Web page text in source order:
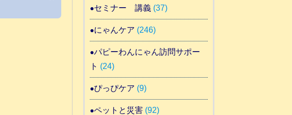
セミナー 講義(37)
にゃんケア (246)
パピーわんにゃん訪問サポー
ト (24)
ぴっぴケア (9)
ペットと災害(92)